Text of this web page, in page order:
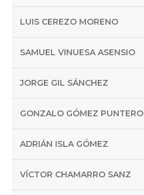
LUIS CEREZO MORENO
SAMUEL VINUESA ASENSIO
JORGE GIL SÁNCHEZ
GONZALO GÓMEZ PUNTERO
ADRIÁN ISLA GÓMEZ
VÍCTOR CHAMARRO SANZ